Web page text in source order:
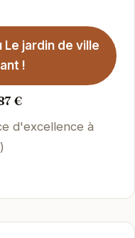
jardin de ville
!
€
d'excellence à